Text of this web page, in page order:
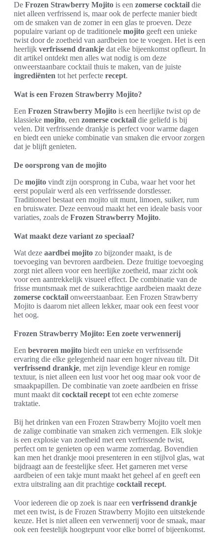
De Frozen Strawberry Mojito is een zomerse cocktail die
niet alleen verfrissend is, maar ook de perfecte manier biedt
om de smaken van de zomer in een glas te proeven. Deze
populaire variant op de traditionele mojito geeft een unieke
twist door de zoetheid van aardbeien toe te voegen. Het is een
heerlijk verfrissend drankje dat elke bijeenkomst opfleurt. In
dit artikel ontdekt men alles wat nodig is om deze
onweerstaanbare cocktail thuis te maken, van de juiste
ingrediënten tot het perfecte recept.
Wat is een Frozen Strawberry Mojito?
Een Frozen Strawberry Mojito is een heerlijke twist op de
klassieke mojito, een zomerse cocktail die geliefd is bij
velen. Dit verfrissende drankje is perfect voor warme dagen
en biedt een unieke combinatie van smaken die ervoor zorgen
dat je blijft genieten.
De oorsprong van de mojito
De mojito vindt zijn oorsprong in Cuba, waar het voor het
eerst populair werd als een verfrissende dorstlesser.
Traditioneel bestaat een mojito uit munt, limoen, suiker, rum
en bruiswater. Deze eenvoud maakt het een ideale basis voor
variaties, zoals de Frozen Strawberry Mojito.
Wat maakt deze variant zo speciaal?
Wat deze aardbei mojito zo bijzonder maakt, is de
toevoeging van bevroren aardbeien. Deze fruitige toevoeging
zorgt niet alleen voor een heerlijke zoetheid, maar zicht ook
voor een aantrekkelijk visueel effect. De combinatie van de
frisse muntsmaak met de suikerachtige aardbeien maakt deze
zomerse cocktail onweerstaanbaar. Een Frozen Strawberry
Mojito is daarom niet alleen lekker, maar ook een feest voor
het oog.
Frozen Strawberry Mojito: Een zoete verwennerij
Een bevroren mojito biedt een unieke en verfrissende
ervaring die elke gelegenheid naar een hoger niveau tilt. Dit
verfrissend drankje, met zijn levendige kleur en romige
textuur, is niet alleen een lust voor het oog maar ook voor de
smaakpapillen. De combinatie van zoete aardbeien en frisse
munt maakt dit cocktail recept tot een echte zomerse
traktatie.
Bij het drinken van een Frozen Strawberry Mojito voelt men
de zalige combinatie van smaken zich vermengen. Elk slokje
is een explosie van zoetheid met een verfrissende twist,
perfect om te genieten op een warme zomerdag. Bovendien
kan men het drankje mooi presenteren in een stijlvol glas, wat
bijdraagt aan de feestelijke sfeer. Het garneren met verse
aardbeien of een takje munt maakt het geheel af en geeft een
extra uitstraling aan dit prachtige cocktail recept.
Voor iedereen die op zoek is naar een verfrissend drankje
met een twist, is de Frozen Strawberry Mojito een uitstekende
keuze. Het is niet alleen een verwennerij voor de smaak, maar
ook een feestelijk hoogtepunt voor elke borrel of bijeenkomst.